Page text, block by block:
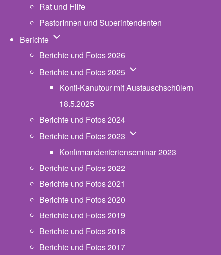
Rat und Hilfe
PastorInnen und Superintendenten
Berichte Unternavigation von Berichte
Berichte und Fotos 2026
Berichte und Fotos 2025 Unternavigation von
Konfi-Kanutour mit Austauschschülern
18.5.2025
Berichte und Fotos 2024
Berichte und Fotos 2023 Unternavigation von
Konfirmandenferienseminar 2023
Berichte und Fotos 2022
Berichte und Fotos 2021
Berichte und Fotos 2020
Berichte und Fotos 2019
Berichte und Fotos 2018
Berichte und Fotos 2017